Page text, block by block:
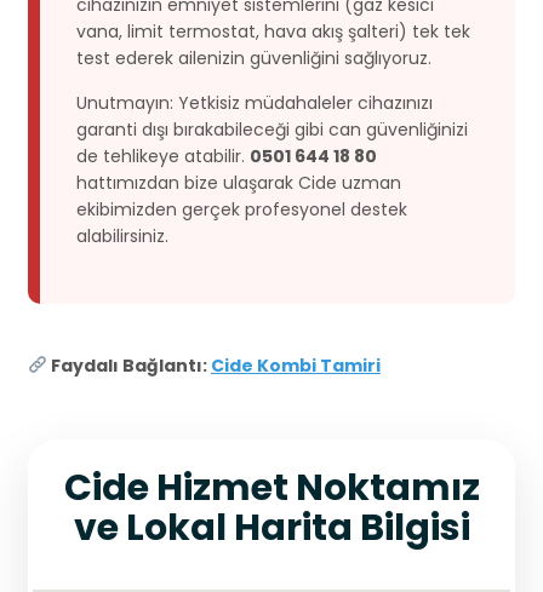
vana, limit termostat, hava akış şalteri) tek tek
test ederek ailenizin güvenliğini sağlıyoruz.
Unutmayın: Yetkisiz müdahaleler cihazınızı
garanti dışı bırakabileceği gibi can güvenliğinizi
de tehlikeye atabilir. 0501 644 18 80
hattımızdan bize ulaşarak Cide uzman
ekibimizden gerçek profesyonel destek
alabilirsiniz.
Faydalı Bağlantı: Cide Kombi Tamiri
Cide Hizmet Noktamız
ve Lokal Harita Bilgisi